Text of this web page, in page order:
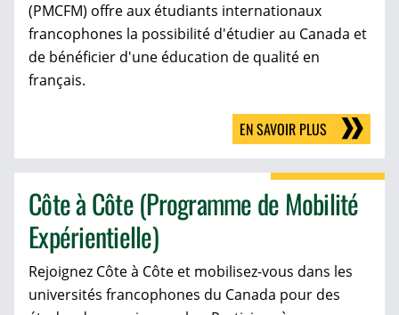
(PMCFM) offre aux étudiants internationaux
francophones la possibilité d'étudier au Canada et
de bénéficier d'une éducation de qualité en
français.
EN SAVOIR PLUS
Côte à Côte (Programme de Mobilité
Expérientielle)
Rejoignez Côte à Côte et mobilisez-vous dans les
universités francophones du Canada pour des